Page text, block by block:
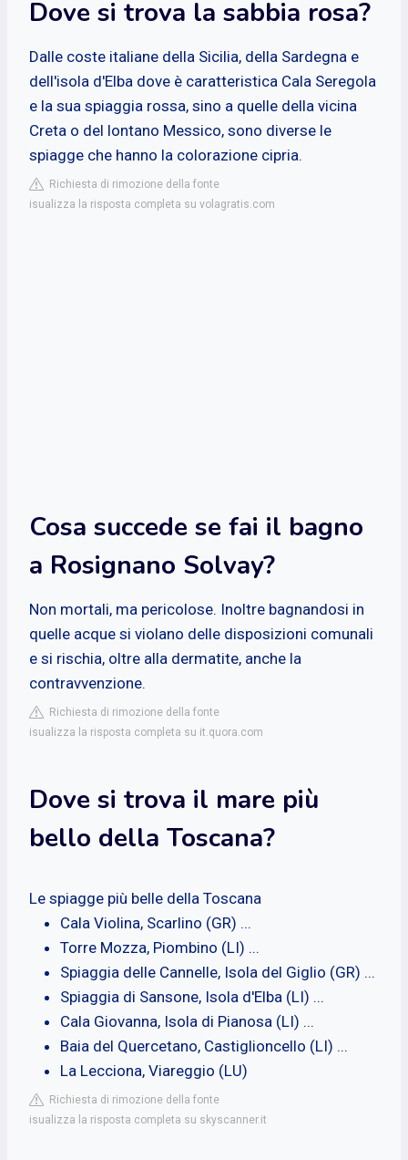
Dove si trova la sabbia rosa?
Dalle coste italiane della Sicilia, della Sardegna e
dell'isola d'Elba dove è caratteristica Cala Seregola
e la sua spiaggia rossa, sino a quelle della vicina
Creta o del lontano Messico, sono diverse le
spiagge che hanno la colorazione cipria.
Richiesta di rimozione della fonte
isualizza la risposta completa su volagratis.com
Cosa succede se fai il bagno
a Rosignano Solvay?
Non mortali, ma pericolose. Inoltre bagnandosi in
quelle acque si violano delle disposizioni comunali
e si rischia, oltre alla dermatite, anche la
contravvenzione.
Richiesta di rimozione della fonte
isualizza la risposta completa su it.quora.com
Dove si trova il mare più
bello della Toscana?
Le spiagge più belle della Toscana
Cala Violina, Scarlino (GR) ...
Torre Mozza, Piombino (LI) ...
Spiaggia delle Cannelle, Isola del Giglio (GR) ...
Spiaggia di Sansone, Isola d'Elba (LI) ...
Cala Giovanna, Isola di Pianosa (LI) ...
Baia del Quercetano, Castiglioncello (LI) ...
La Lecciona, Viareggio (LU)
Richiesta di rimozione della fonte
isualizza la risposta completa su skyscanner.it